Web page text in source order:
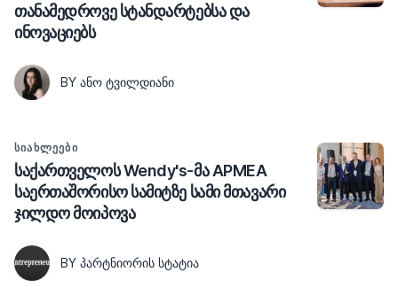
თანამედროვე სტანდარტებსა და
ინოვაციებს
BY ᲐᲜᲝ ᲢᲕᲘᲚᲓᲘᲐᲜᲘ
ᲡᲘᲐᲮᲚᲔᲔᲑᲘ
საქართველოს Wendy's-მა APMEA
საერთაშორისო სამიტზე სამი მთავარი
ჯილდო მოიპოვა
BY ᲞᲐᲠᲢᲜᲘᲝᲠᲘᲡ ᲡᲢᲐᲢᲘᲐ